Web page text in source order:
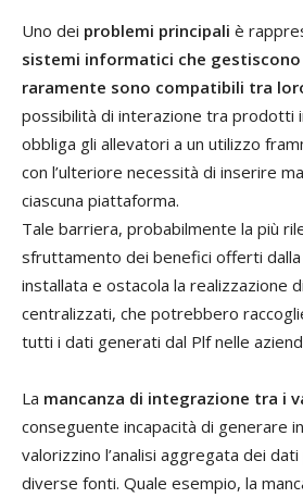
Uno dei problemi principali è
sistemi informatici che
raramente sono compatibili tra
possibilità di interazione tra prodotti
obbliga gli allevatori a un utilizzo
con l’ulteriore necessità di inserire
ciascuna piattaforma.
Tale barriera, probabilmente la più
sfruttamento dei benefici offerti
installata e ostacola la realizzazione
centralizzati, che potrebbero
tutti i dati generati dal Plf nelle
La mancanza di integrazione tra i
conseguente incapacità di generare
valorizzino l’analisi aggregata dei
diverse fonti. Quale esempio, la